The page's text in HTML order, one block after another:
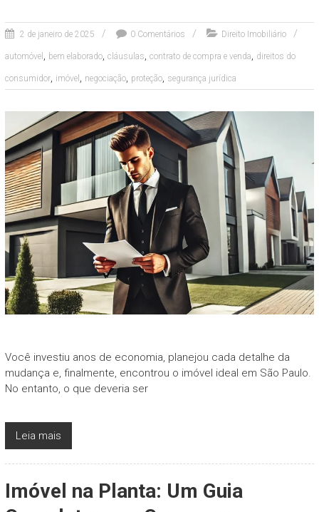
2 de janeiro de 2025 0 Comentários Direito Imobiliário
automóvel , bem elaborado, cláusulas, contrato de compra e venda, direitos do
consumidor, imóvel , negociação, proteção, segurança jurídica
Você investiu anos de economia, planejou cada detalhe da
mudança e, finalmente, encontrou o imóvel ideal em São Paulo.
No entanto, o que deveria ser
Leia mais
Imóvel na Planta: Um Guia